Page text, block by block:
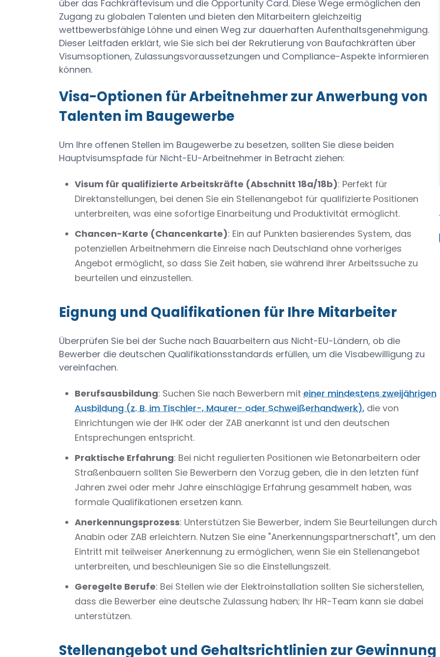
über das Fachkräftevisum und die Opportunity Card. Diese Wege ermöglichen den
Zugang zu globalen Talenten und bieten den Mitarbeitern gleichzeitig
wettbewerbsfähige Löhne und einen Weg zur dauerhaften Aufenthaltsgenehmigung.
Dieser Leitfaden erklärt, wie Sie sich bei der Rekrutierung von Baufachkräften über
Visumsoptionen, Zulassungsvoraussetzungen und Compliance-Aspekte informieren
können.
Visa-Optionen für Arbeitnehmer zur Anwerbung von
Talenten im Baugewerbe
Um Ihre offenen Stellen im Baugewerbe zu besetzen, sollten Sie diese beiden
Hauptvisumspfade für Nicht-EU-Arbeitnehmer in Betracht ziehen:
Visum für qualifizierte Arbeitskräfte (Abschnitt 18a/18b): Perfekt für
Direktanstellungen, bei denen Sie ein Stellenangebot für qualifizierte Positionen
unterbreiten, was eine sofortige Einarbeitung und Produktivität ermöglicht.
Chancen-Karte (Chancenkarte): Ein auf Punkten basierendes System, das
potenziellen Arbeitnehmern die Einreise nach Deutschland ohne vorheriges
Angebot ermöglicht, so dass Sie Zeit haben, sie während ihrer Arbeitssuche zu
beurteilen und einzustellen.
Eignung und Qualifikationen für Ihre Mitarbeiter
Überprüfen Sie bei der Suche nach Bauarbeitern aus Nicht-EU-Ländern, ob die
Bewerber die deutschen Qualifikationsstandards erfüllen, um die Visabewilligung zu
vereinfachen.
Berufsausbildung: Suchen Sie nach Bewerbern miteiner mindestens zweijährigen
Ausbildung (z. B. im Tischler-, Maurer- oder Schweißerhandwerk), die von
Einrichtungen wie der IHK oder der ZAB anerkannt ist und den deutschen
Entsprechungen entspricht.
Praktische Erfahrung: Bei nicht regulierten Positionen wie Betonarbeitern oder
Straßenbauern sollten Sie Bewerbern den Vorzug geben, die in den letzten fünf
Jahren zwei oder mehr Jahre einschlägige Erfahrung gesammelt haben, was
formale Qualifikationen ersetzen kann.
Anerkennungsprozess: Unterstützen Sie Bewerber, indem Sie Beurteilungen durch
Anabin oder ZAB erleichtern. Nutzen Sie eine "Anerkennungspartnerschaft", um den
Eintritt mit teilweiser Anerkennung zu ermöglichen, wenn Sie ein Stellenangebot
unterbreiten, und beschleunigen Sie so die Einstellungszeit.
Geregelte Berufe: Bei Stellen wie der Elektroinstallation sollten Sie sicherstellen,
dass die Bewerber eine deutsche Zulassung haben; Ihr HR-Team kann sie dabei
unterstützen.
Stellenangebot und Gehaltsrichtlinien zur Gewinnung